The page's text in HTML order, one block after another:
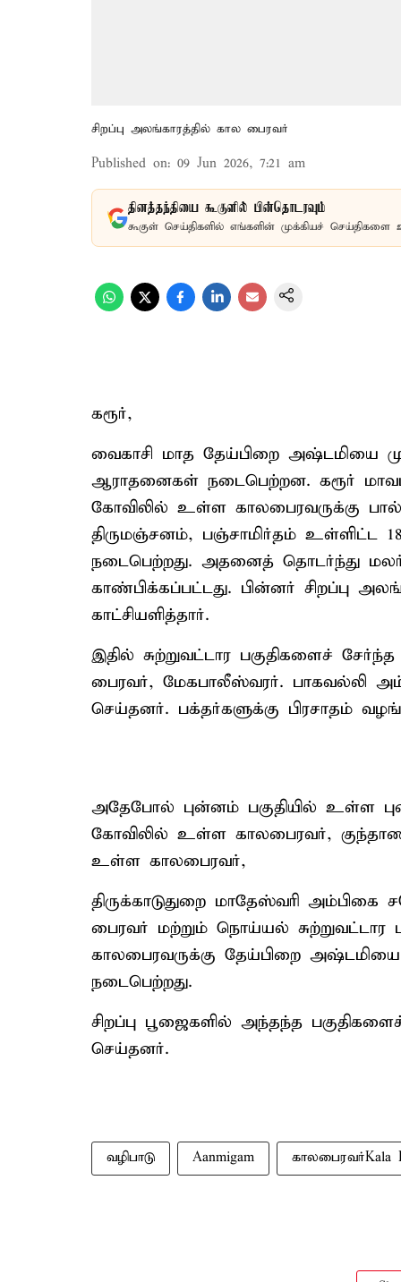
சிறப்பு அலங்காரத்தில் கால பைரவர்
Published on: 09 Jun 2026, 7:21 am
தினத்தந்தியை கூகுளில் பின்தொடரவும்
கூகுள் செய்திகளில் எங்களின் முக்கியச் செய்திகளை
கரூர்,
வைகாசி மாத தேய்பிறை அஷ்டமியை
ஆராதனைகள் நடைபெற்றன. கரூர்
கோவிலில் உள்ள காலபைரவருக்கு
திருமஞ்சனம், பஞ்சாமிர்தம் உள்ளிட்ட
நடைபெற்றது. அதனைத் தொடர்ந்து
காண்பிக்கப்பட்டது. பின்னர் சிறப்பு
காட்சியளித்தார்.
இதில் சுற்றுவட்டார பகுதிகளைச்
பைரவர், மேகபாலீஸ்வரர். பாகவல்லி
செய்தனர். பக்தர்களுக்கு பிரசாதம்
அதேபோல் புன்னம் பகுதியில் உள்ள
கோவிலில் உள்ள காலபைரவர்,
உள்ள காலபைரவர்,
திருக்காடுதுறை மாதேஸ்வரி
பைரவர் மற்றும் நொய்யல்
காலபைரவருக்கு தேய்பிறை
நடைபெற்றது.
சிறப்பு பூஜைகளில் அந்தந்த
செய்தனர்.
வழிபாடு Aanmigam காலபைரவர்Kala